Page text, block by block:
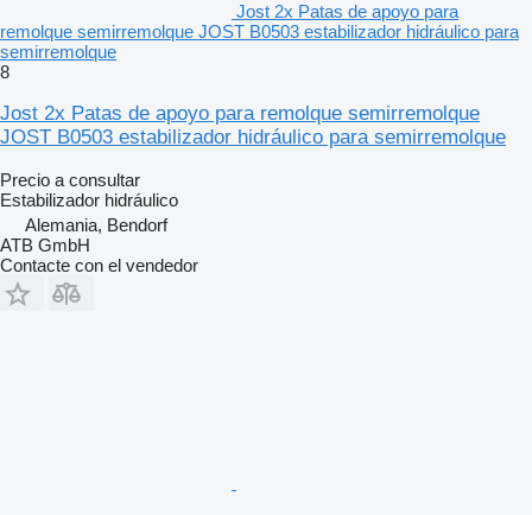
Jost 2x Patas de apoyo para
remolque semirremolque JOST B0503 estabilizador hidráulico para
semirremolque
8
Jost 2x Patas de apoyo para remolque semirremolque
JOST B0503 estabilizador hidráulico para semirremolque
Precio a consultar
Estabilizador hidráulico
Alemania, Bendorf
ATB GmbH
Contacte con el vendedor